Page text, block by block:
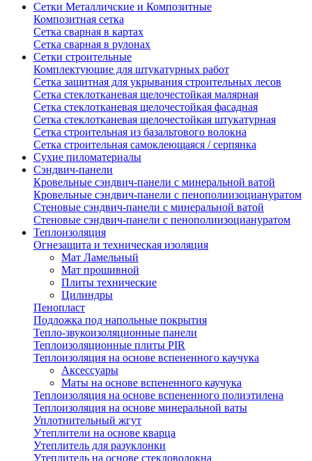
Сетки Металличские и Композитные
Композитная сетка
Сетка сварная в картах
Сетка сварная в рулонах
Сетки строительные
Комплектующие для штукатурных работ
Сетка защитная для укрывания строительных лесов
Сетка стеклотканевая щелочестойкая малярная
Сетка стеклотканевая щелочестойкая фасадная
Сетка стеклотканевая щелочестойкая штукатурная
Сетка строительная из базальтового волокна
Сетка строительная самоклеющаяся / серпянка
Сухие пиломатериалы
Сэндвич-панели
Кровельные сэндвич-панели с минеральной ватой
Кровельные сэндвич-панели с пенополиизоциануратом
Стеновые сэндвич-панели с минеральной ватой
Стеновые сэндвич-панели с пенополиизоциануратом
Теплоизоляция
Огнезащита и техническая изоляция
Мат Ламельный
Мат прошивной
Плиты технические
Цилиндры
Пенопласт
Подложка под напольные покрытия
Тепло-звукоизоляционные панели
Теплоизоляционные плиты PIR
Теплоизоляция на основе вспененного каучука
Аксессуары
Маты на основе вспененного каучука
Теплоизоляция на основе вспененного полиэтилена
Теплоизоляция на основе минеральной ваты
Уплотнительный жгут
Утеплители на основе кварца
Утеплитель для разуклонки
Утеплитель на основе стекловолокна